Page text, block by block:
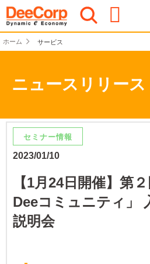
ホーム サービス
ニュースリリース
セミナー情報
2023/01/10
【1月24日開催】第
Deeコミュニティ」
説明会